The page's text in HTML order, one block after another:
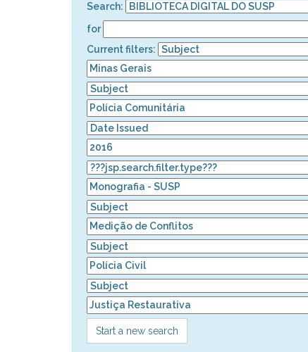
Search:
for
Current filters:
Start a new search